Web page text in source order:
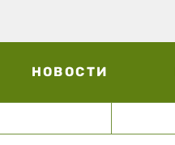
НОВОСТИ